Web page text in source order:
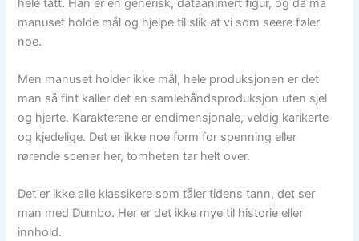
manuset holde mål og hjelpe til slik at vi som seere føler
noe.
Men manuset holder ikke mål, hele produksjonen er det
man så fint kaller det en samlebåndsproduksjon uten sjel
og hjerte. Karakterene er endimensjonale, veldig karikerte
og kjedelige. Det er ikke noe form for spenning eller
rørende scener her, tomheten tar helt over.
Det er ikke alle klassikere som tåler tidens tann, det ser
man med Dumbo. Her er det ikke mye til historie eller
innhold.